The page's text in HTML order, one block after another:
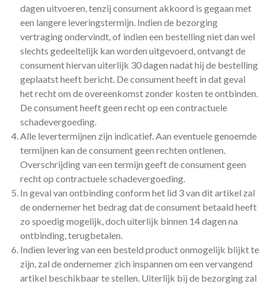
dagen uitvoeren, tenzij consument akkoord is gegaan met
een langere leveringstermijn. Indien de bezorging
vertraging ondervindt, of indien een bestelling niet dan wel
slechts gedeeltelijk kan worden uitgevoerd, ontvangt de
consument hiervan uiterlijk 30 dagen nadat hij de bestelling
geplaatst heeft bericht. De consument heeft in dat geval
het recht om de overeenkomst zonder kosten te ontbinden.
De consument heeft geen recht op een contractuele
schadevergoeding.
Alle levertermijnen zijn indicatief. Aan eventuele genoemde
termijnen kan de consument geen rechten ontlenen.
Overschrijding van een termijn geeft de consument geen
recht op contractuele schadevergoeding.
In geval van ontbinding conform het lid 3 van dit artikel zal
de ondernemer het bedrag dat de consument betaald heeft
zo spoedig mogelijk, doch uiterlijk binnen 14 dagen na
ontbinding, terugbetalen.
Indien levering van een besteld product onmogelijk blijkt te
zijn, zal de ondernemer zich inspannen om een vervangend
artikel beschikbaar te stellen. Uiterlijk bij de bezorging zal